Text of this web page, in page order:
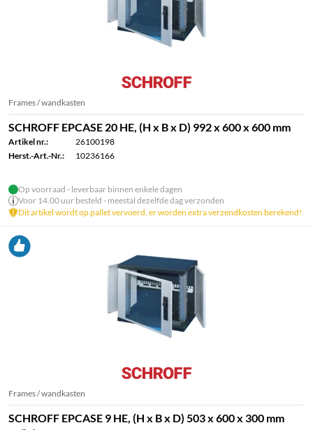
Frames / wandkasten
SCHROFF EPCASE 20 HE, (H x B x D) 992 x 600 x 600 mm
Artikel nr.:
26100198
Herst.-Art.-Nr.:
10236166
Op voorraad - leverbaar binnen enkele dagen
Voor 14.00 uur besteld - meestal dezelfde dag verzonden
Dit artikel wordt op pallet vervoerd, er worden extra verzendkosten berekend!
Frames / wandkasten
SCHROFF EPCASE 9 HE, (H x B x D) 503 x 600 x 300 mm